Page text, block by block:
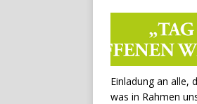
Einladung an alle,
was in Rahmen